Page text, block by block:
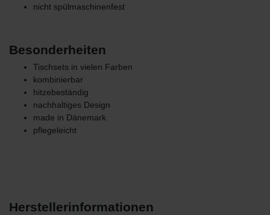
nicht spülmaschinenfest
Besonderheiten
Tischsets in vielen Farben
kombinierbar
hitzebeständig
nachhaltiges Design
made in Dänemark
pflegeleicht
Herstellerinformationen